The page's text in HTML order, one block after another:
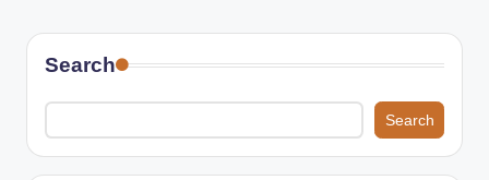
Search
Search